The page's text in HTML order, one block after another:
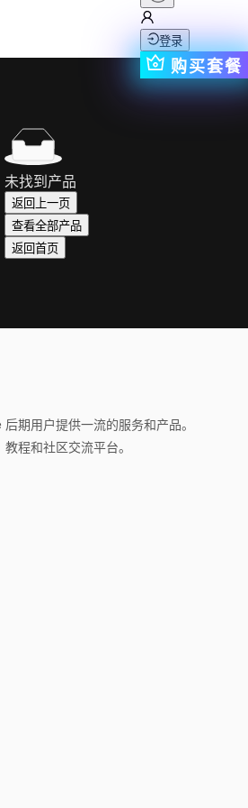
登录
购买套餐
未找到产品
返回上一页
查看全部产品
返回首页
期用户提供一流的服务和产品。
程和社区交流平台。